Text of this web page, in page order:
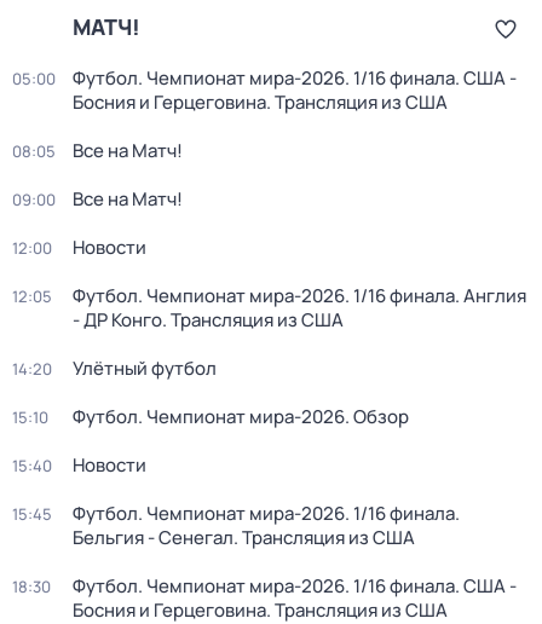
МАТЧ!
05:00
Футбол. Чемпионат мира-2026. 1/16 финала. США -
Босния и Герцеговина. Трансляция из США
08:05 Все на Матч!
09:00 Все на Матч!
12:00 Новости
12:05
Футбол. Чемпионат мира-2026. 1/16 финала. Англия
- ДР Конго. Трансляция из США
14:20 Улётный футбол
15:10 Футбол. Чемпионат мира-2026. Обзор
15:40 Новости
15:45
Футбол. Чемпионат мира-2026. 1/16 финала.
Бельгия - Сенегал. Трансляция из США
18:30
Футбол. Чемпионат мира-2026. 1/16 финала. США -
Босния и Герцеговина. Трансляция из США